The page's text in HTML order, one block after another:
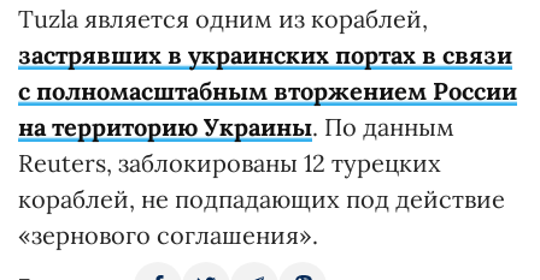
Tuzla является одним из кораблей,
застрявших в украинских портах в связи
с полномасштабным вторжением России
на территорию Украины. По данным
Reuters, заблокированы 12 турецких
кораблей, не подпадающих под действие
«зернового соглашения».